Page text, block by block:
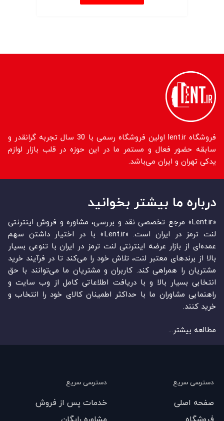
فروشگاه lent.ir اولین فروشگاه رسمی با 30 سال تجربه گرانقدر و
سابقه حضور فعال و مستمر ما در این حوزه در قلب بازار لوازم
یدکی تهران و ایران می‌باشد.
درباره ما بیشتر بخوانید
«Lent.ir» مرجع تخصصی نقد و بررسی، مشاوره و فروش اینترنتی
لنت ترمز در ایران است. «Lent.ir» با در اختیار داشتن سهم
عمده‏‌ای از بازار عرضه اینترنتی لنت ترمز در ایران با تنوعی بسیار
بالا از برندهای معتبر لنت، تلاش خود را می‌‏‏کند تا در فرآیند خرید
مشتریان را همراهی کند. کاربران و مشتریان ما می‏‏‌توانند با حق
انتخابی بسیار بالا و با دریافت اطلاعاتی کامل از وب سایت و
راهنمایی مشاوران ما با حداکثر اطمینان کالای خود را انتخاب و
خرید کنند.
مطالعه بیشتر...
دسترسی سریع
صفحه اصلی
دسترسی سریع
خدمات پس از فروش